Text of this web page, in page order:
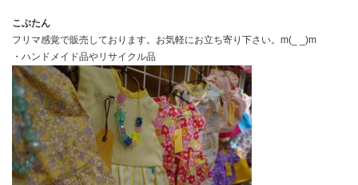
こぶたん
フリマ感覚で販売しております。お気軽にお立ち寄り下さい。m(_ _)m
・ハンドメイド品やリサイクル品